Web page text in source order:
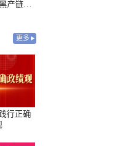
藏20年
更多
行正确